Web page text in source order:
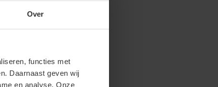
Over
functies met
Daarnaast geven wij
en analyse. Onze
bieden jou: